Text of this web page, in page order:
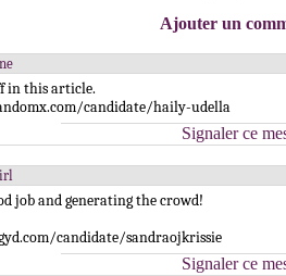
Ajouter un
in this article.
candidate/haily-udella
Signaler ce
job and generating the crowd!
candidate/sandraojkrissie
Signaler ce